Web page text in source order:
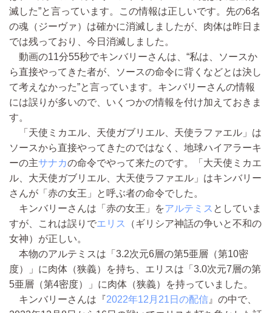
滅した”と言っています。この情報は正しいです。先の6名
の魂（ジーヴァ）は確かに消滅しましたが、肉体は昨日ま
では残っており、今日消滅しました。
動画の11分55秒でキンバリーさんは、“私は、ソースか
ら直接やってきた者が、ソースの命令に背くなどとは決し
て考えなかった”と言っています。キンバリーさんの情報
には誤りが多いので、いくつかの情報を付け加えておきま
す。
「天使ミカエル、天使ガブリエル、天使ラファエル」は
ソースから直接やってきたのではなく、地球ハイアラーキ
ーの主サナカの命令でやって来たのです。「大天使ミカエ
ル、大天使ガブリエル、大天使ラファエル」はキンバリー
さんが「赤の女王」と呼ぶ者の命令でした。
キンバリーさんは「赤の女王」をアルテミス としていま
すが、これは誤りでエリス
（ギリシア神話の争いと不和の
女神）が正しい。
本物のアルテミスは「3.2次元6層の第5亜層（第10密
度）」に肉体（狭義）を持ち、エリスは「3.0次元7層の第
5亜層（第4密度）」に肉体（狭義）を持っていました。
キンバリーさんは『2022年12月21日の配信 』の中で、